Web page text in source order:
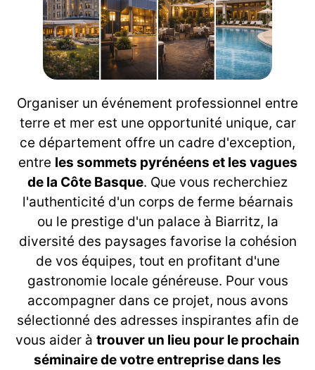
Organiser un événement professionnel entre
terre et mer est une opportunité unique, car
ce département offre un cadre d'exception,
entre les sommets pyrénéens et les vagues
de la Côte Basque. Que vous recherchiez
l'authenticité d'un corps de ferme béarnais
ou le prestige d'un palace à Biarritz, la
diversité des paysages favorise la cohésion
de vos équipes, tout en profitant d'une
gastronomie locale généreuse. Pour vous
accompagner dans ce projet, nous avons
sélectionné des adresses inspirantes afin de
vous aider à trouver un lieu pour le prochain
séminaire de votre entreprise dans les